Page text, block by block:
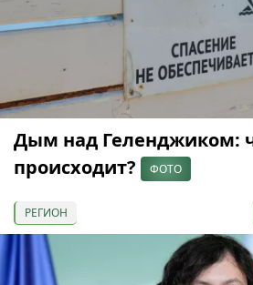
Дым над Геленджиком:
происходит?
ФОТО
РЕГИОН